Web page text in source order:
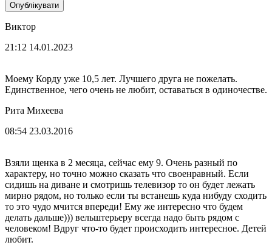
Опублікувати
Виктор
21:12 14.01.2023
Моему Корду уже 10,5 лет. Лучшего друга не пожелать.
Единственное, чего очень не любит, оставаться в одиночестве.
Рита Михеева
08:54 23.03.2016
Взяли щенка в 2 месяца, сейчас ему 9. Очень разный по
характеру, но точно можно сказать что своенравный. Если
сидишь на диване и смотришь телевизор то он будет лежать
мирно рядом, но только если ты встанешь куда нибуду сходить
то это чудо мчится впереди! Ему же интересно что будем
делать дальше))) вельштерьеру всегда надо быть рядом с
человеком! Вдруг что-то будет происходить интересное. Детей
любит.